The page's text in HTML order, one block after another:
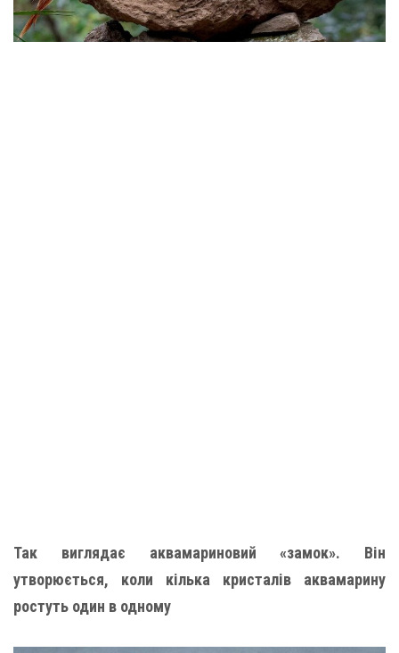
Так виглядає аквамариновий «замок». Він
утворюється, коли кілька кристалів аквамарину
ростуть один в одному